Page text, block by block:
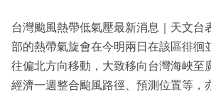
生
活
時
事
台灣颱風熱帶低氣壓最新消息｜天文台
部的熱帶氣旋會在今明兩日在該區徘徊
往偏北方向移動，大致移向台灣海峽至
經濟一週整合颱風路徑、預測位置等，